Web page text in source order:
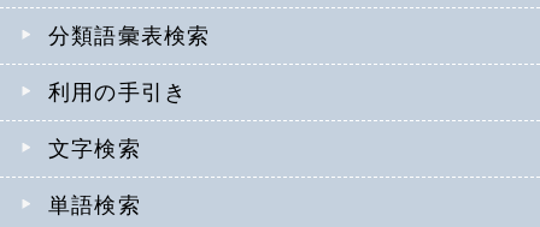
分類語彙表検索
利用の手引き
文字検索
単語検索